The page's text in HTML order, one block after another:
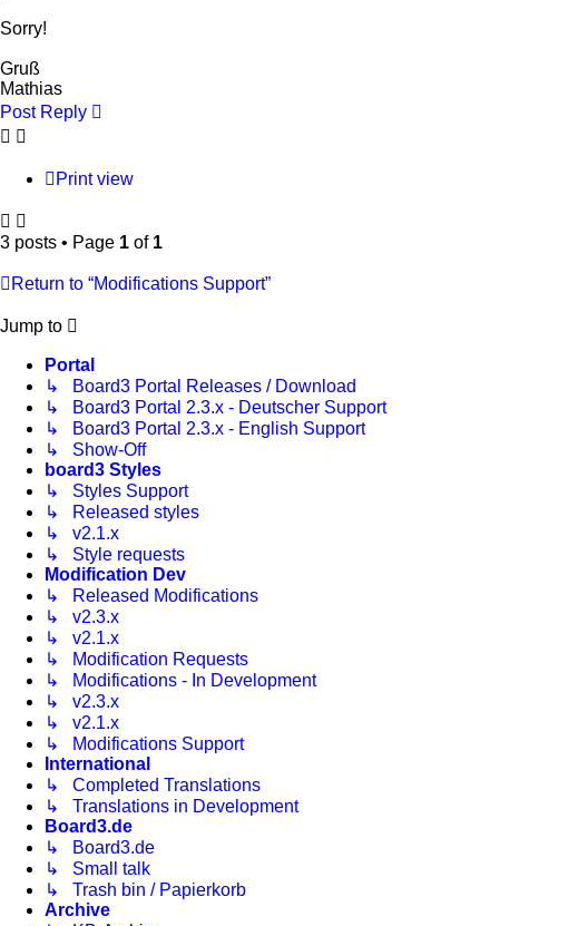
Sorry!
Gruß
Mathias
Post Reply
Print view
3 posts • Page 1 of 1
Return to “Modifications Support”
Jump to
Portal
↳ Board3 Portal Releases / Download
↳ Board3 Portal 2.3.x - Deutscher Support
↳ Board3 Portal 2.3.x - English Support
↳ Show-Off
board3 Styles
↳ Styles Support
↳ Released styles
↳ v2.1.x
↳ Style requests
Modification Dev
↳ Released Modifications
↳ v2.3.x
↳ v2.1.x
↳ Modification Requests
↳ Modifications - In Development
↳ v2.3.x
↳ v2.1.x
↳ Modifications Support
International
↳ Completed Translations
↳ Translations in Development
Board3.de
↳ Board3.de
↳ Small talk
↳ Trash bin / Papierkorb
Archive